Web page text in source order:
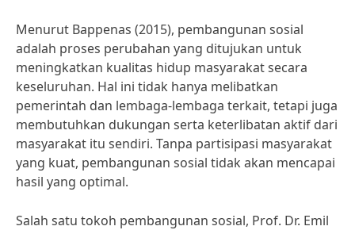
Menurut Bappenas (2015), pembangunan sosial
adalah proses perubahan yang ditujukan untuk
meningkatkan kualitas hidup masyarakat secara
keseluruhan. Hal ini tidak hanya melibatkan
pemerintah dan lembaga-lembaga terkait, tetapi juga
membutuhkan dukungan serta keterlibatan aktif dari
masyarakat itu sendiri. Tanpa partisipasi masyarakat
yang kuat, pembangunan sosial tidak akan mencapai
hasil yang optimal.
Salah satu tokoh pembangunan sosial, Prof. Dr. Emil